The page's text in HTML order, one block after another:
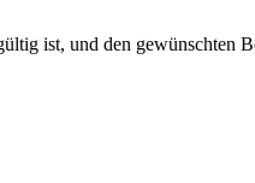
ist, und den gewünschten